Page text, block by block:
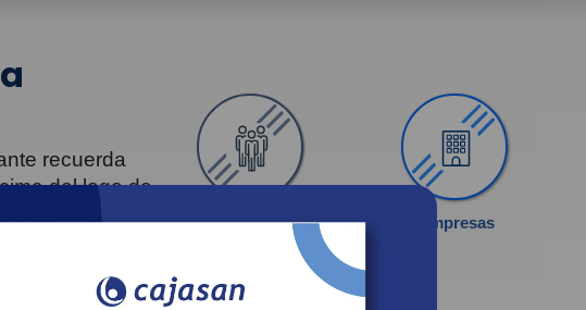
recuerda
del logo de
Personas Empresas